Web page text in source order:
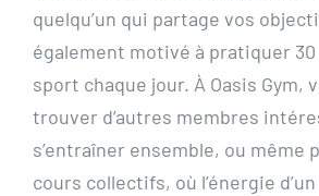
quelqu’un qui partage vos
également motivé à pratiquer
sport chaque jour. À Oasis Gym,
trouver d’autres membres
s’entraîner ensemble, ou même
cours collectifs, où l’énergie